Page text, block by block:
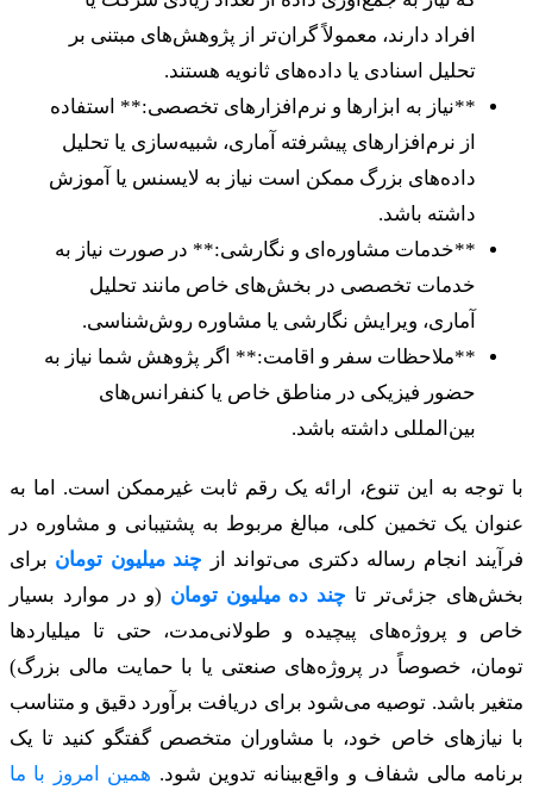
افراد دارند، معمولاً گران‌تر از پژوهش‌های مبتنی بر
تحلیل اسنادی یا داده‌های ثانویه هستند.
**نیاز به ابزارها و نرم‌افزارهای تخصصی:** استفاده
از نرم‌افزارهای پیشرفته آماری، شبیه‌سازی یا تحلیل
داده‌های بزرگ ممکن است نیاز به لایسنس یا آموزش
داشته باشد.
**خدمات مشاوره‌ای و نگارشی:** در صورت نیاز به
خدمات تخصصی در بخش‌های خاص مانند تحلیل
آماری، ویرایش نگارشی یا مشاوره روش‌شناسی.
**ملاحظات سفر و اقامت:** اگر پژوهش شما نیاز به
حضور فیزیکی در مناطق خاص یا کنفرانس‌های
بین‌المللی داشته باشد.
با توجه به این تنوع، ارائه یک رقم ثابت غیرممکن است. اما به
عنوان یک تخمین کلی، مبالغ مربوط به پشتیبانی و مشاوره در
فرآیند انجام رساله دکتری می‌تواند از چند میلیون تومان برای
بخش‌های جزئی‌تر تا چند ده میلیون تومان (و در موارد بسیار
خاص و پروژه‌های پیچیده و طولانی‌مدت، حتی تا میلیاردها
تومان، خصوصاً در پروژه‌های صنعتی یا با حمایت مالی بزرگ)
متغیر باشد. توصیه می‌شود برای دریافت برآورد دقیق و متناسب
با نیازهای خاص خود، با مشاوران متخصص گفتگو کنید تا یک
برنامه مالی شفاف و واقع‌بینانه تدوین شود. همین امروز با ما